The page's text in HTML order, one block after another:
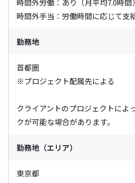
時間外労働：あり（月平均7.0時間）
時間外手当：労働時間に応じて支
勤務地
首都圏
※プロジェクト配属先による
クライアントのプロジェクトによ
クが可能な場合があります。
勤務地（エリア）
東京都